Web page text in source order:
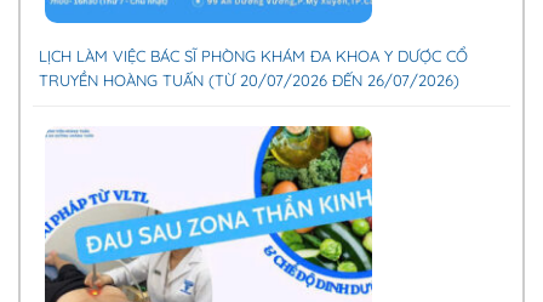
LỊCH LÀM VIỆC BÁC SĨ PHÒNG KHÁM ĐA KHOA Y DƯỢC CỔ
TRUYỀN HOÀNG TUẤN (TỪ 20/07/2026 ĐẾN 26/07/2026)